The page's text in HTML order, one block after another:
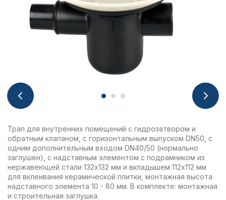
Трап для внутренних помещений с гидрозатвором и
обратным клапаном, с горизонтальным выпуском DN50, с
одним дополнительным входом DN40/50 (нормально
заглушен), с надставным элементом с подрамником из
нержавеющей стали 132х132 мм и вкладышем 112х112 мм
для вклеивания керамической плитки, монтажная высота
надставного элемента 10 - 80 мм. В комплекте: монтажная
и строительная заглушка.